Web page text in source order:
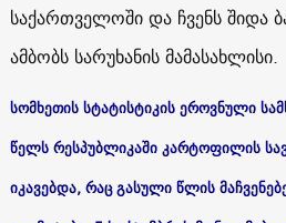
საქართველოში და ჩვენს შიდა
ამბობს სარუხანის მამასახლისი.
სომხეთის სტატისტიკის ეროვნული
წელს რესპუბლიკაში კარტოფილის
იკავებდა, რაც გასული წლის